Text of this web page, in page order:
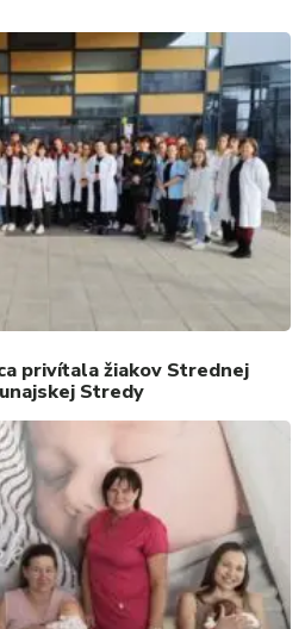
privítala žiakov Strednej
Stredy